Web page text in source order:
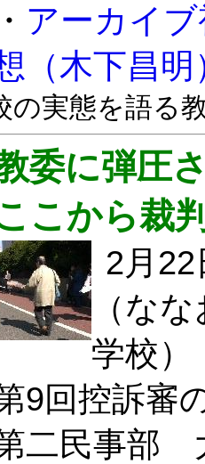
・ アーカイ
（木下昌明
の実態を語る
委に弾圧
ここから裁
2月
（な
学校）
9回控訴審
二民事部